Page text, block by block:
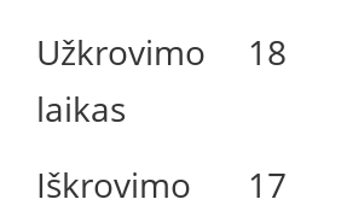
Užkrovimo
laikas
18
Iškrovimo
17